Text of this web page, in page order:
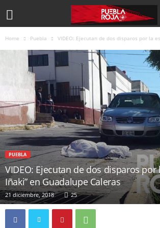
Home Puebla VIDEO: Ejecutan de dos disparos por la
PUEBLA
VIDEO: Ejecutan de dos disparos por
Iñaki” en Guadalupe Caleras
21 diciembre, 2018 25